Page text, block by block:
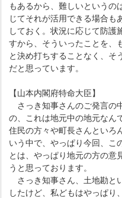
もあるから、難しいというの
じてそれが活用できる場合も
しておく。状況に応じて防護
すから、そういったことを、
と決め打ちすることなく、そ
だと思っています。
【山本内閣府特命大臣】
さっき知事さんのご発言の
の、これは地元中の地元なん
住民の方々や町長さんといろ
いう中で、やっぱり今回、こ
とは、やっぱり地元の方の意
うと思っております。
さっき知事さん、土地勘と
したけど、私どもはやっぱり